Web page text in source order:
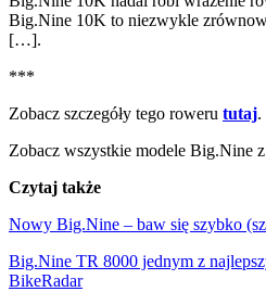
Big.Nine 10K to niezwykle
[…].
***
Zobacz szczegóły tego roweru tutaj.
Zobacz wszystkie modele Big.Nine
Czytaj także
Nowy Big.Nine – baw się szybko
Big.Nine TR 8000 jednym z
BikeRadar